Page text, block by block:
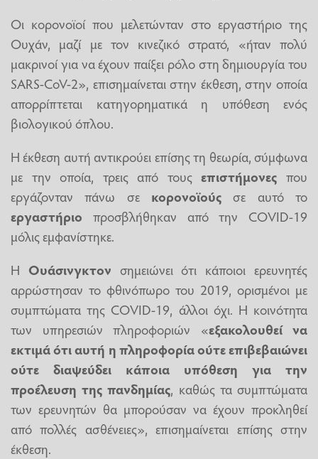
Οι κορονοϊοί που μελετώνταν στο εργαστήριο της
Ουχάν, μαζί με τον κινεζικό στρατό, «ήταν πολύ
μακρινοί για να έχουν παίξει ρόλο στη δημιουργία του
SARS-CoV-2», επισημαίνεται στην έκθεση, στην οποία
απορρίπτεται κατηγορηματικά η υπόθεση ενός
βιολογικού όπλου.
Η έκθεση αυτή αντικρούει επίσης τη θεωρία, σύμφωνα
με την οποία, τρεις από τουςεπιστήμονες που
εργάζονταν πάνω σε κορονοϊούς σε αυτό το
εργαστήριο προσβλήθηκαν από την COVID-19
μόλις εμφανίστηκε.
Η Ουάσινγκτον σημειώνει ότι κάποιοι ερευνητές
αρρώστησαν το φθινόπωρο του 2019, ορισμένοι με
συμπτώματα της COVID-19, άλλοι όχι. Η κοινότητα
των υπηρεσιών πληροφοριών «εξακολουθεί να
εκτιμά ότι αυτή η πληροφορία ούτε επιβεβαιώνει
ούτε διαψεύδει κάποια υπόθεση για την
προέλευση της πανδημίας, καθώς τα συμπτώματα
των ερευνητών θα μπορούσαν να έχουν προκληθεί
από πολλές ασθένειες», επισημαίνεται επίσης στην
έκθεση.